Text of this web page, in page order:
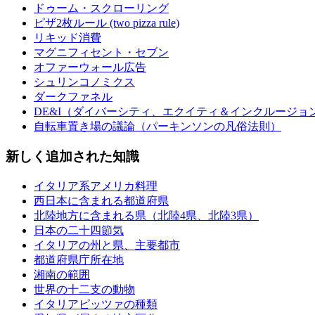
ドゥーム・スクローリング
ピザ2枚ルール (two pizza rule)
リキッド消費
マグニフィセント・セブン
オファーウォール広告
シュリンコノミクス
ダークファネル
DE&I（ダイバーシティ、エクイティ＆インクルージョ
自転車置き場の議論（パーキンソンの凡俗法則）
新しく追加された知識
イタリア系アメリカ料理
西日本に含まれる都道府県
北陸地方に含まれる県（北陸4県、北陸3県）
日本の二十四節気
イタリアの州と県、主要都市
都道府県庁所在地
湘南の範囲
世界の十二支の動物
イタリアピッツァの種類